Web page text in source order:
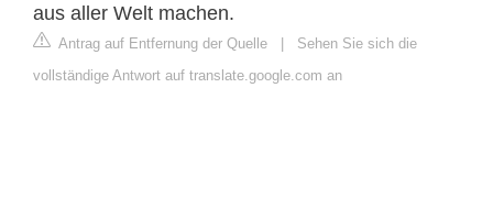
aus aller Welt machen.
Antrag auf Entfernung der Quelle | Sehen Sie sich die
vollständige Antwort auf translate.google.com an